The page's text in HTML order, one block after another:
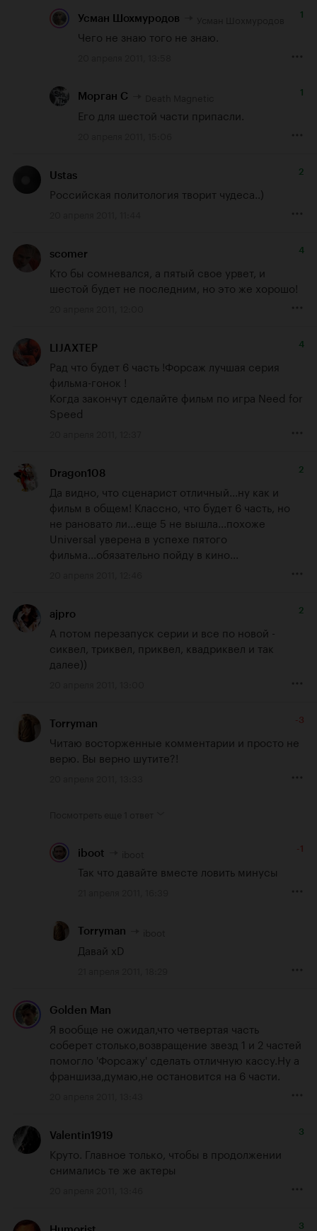
Усман Шохмуродов 1
Чего не знаю того не знаю.
Морган С 1
Его для шестой части припасли.
Ustas 2
Российская политология творит чудеса..)
scomer 4
Кто бы сомневался, а пятый свое урвет, и
шестой будет не последним, но это же хорошо!
LIJAXTEP 4
Рад что будет 6 часть !Форсаж лучшая серия
фильма-гонок !
Когда закончут сделайте фильм по игра Need for
Speed
Dragon108 2
Да видно, что сценарист отличный...ну как и
фильм в общем! Классно, что будет 6 часть, но
не рановато ли...еще 5 не вышла...похоже
Universal уверена в успехе пятого
фильма...обязательно пойду в кино...
ajpro 2
А потом перезапуск серии и все по новой -
сиквел, триквел, приквел, квадриквел и так
далее))
Torryman -3
Читаю восторженные комментарии и просто не
верю. Вы верно шутите?!
iboot -1
Так что давайте вместе ловить минусы
Torryman
Давай xD
Golden Man
Я вообще не ожидал,что четвертая часть
соберет столько,возвращение звезд 1 и 2 частей
помогло 'Форсажу' сделать отличную кассу.Ну а
франшиза,думаю,не остановится на 6 части.
Valentin1919 3
Круто. Главное только, чтобы в продолжении
снимались те же актеры
3